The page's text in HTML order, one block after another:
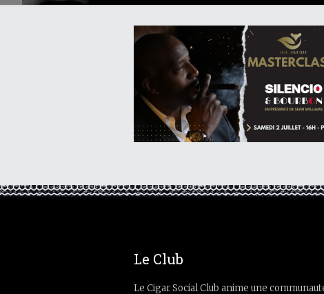
Le Club
Le Cigar Social Club anime une